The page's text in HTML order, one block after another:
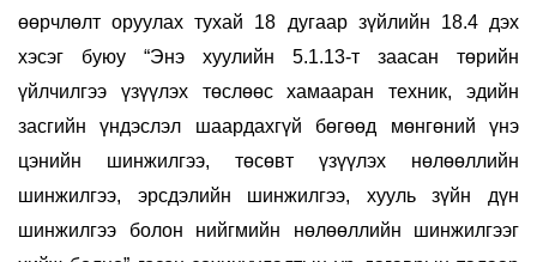
өөрчлөлт оруулах тухай 18 дугаар зүйлийн 18.4 дэх
хэсэг буюу “Энэ хуулийн 5.1.13-т заасан төрийн
үйлчилгээ үзүүлэх төслөөс хамааран техник, эдийн
засгийн үндэслэл шаардахгүй бөгөөд мөнгөний үнэ
цэнийн шинжилгээ, төсөвт үзүүлэх нөлөөллийн
шинжилгээ, эрсдэлийн шинжилгээ, хууль зүйн дүн
шинжилгээ болон нийгмийн нөлөөллийн шинжилгээг